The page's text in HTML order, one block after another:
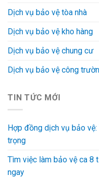
Dịch vụ bảo vệ tòa nhà
Dịch vụ bảo vệ kho hàng
Dịch vụ bảo vệ chung cư
Dịch vụ bảo vệ công
TIN TỨC MỚI
Hợp đồng dịch vụ bảo
trọng
Tìm việc làm bảo vệ ca 8
ngay